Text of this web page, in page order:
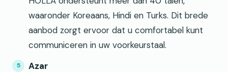
waaronder Koreaans, Hindi en Turks. Dit brede
aanbod zorgt ervoor dat u comfortabel kunt
communiceren in uw voorkeurstaal.
Azar